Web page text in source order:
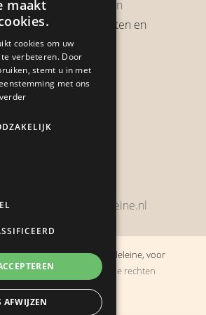
Garantie & Retourneren
verzendkosten en
verzendtijden
Heb je een klacht?
154
- 2026Boulevard de la Madeleine, voor
stiekem liever zelf houdt· Alle rechten
voorbehouden
door
maakt
cookies om uw
verbeteren. Door
stemt u in met
met ons
AFWIJZEN